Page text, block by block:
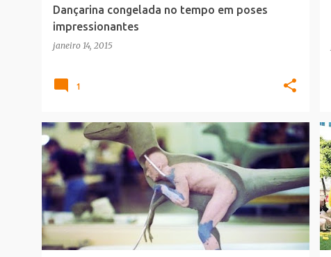
Dançarina congelada no tempo em poses
impressionantes
janeiro 14, 2015
1
CINEMA MAKING_OF